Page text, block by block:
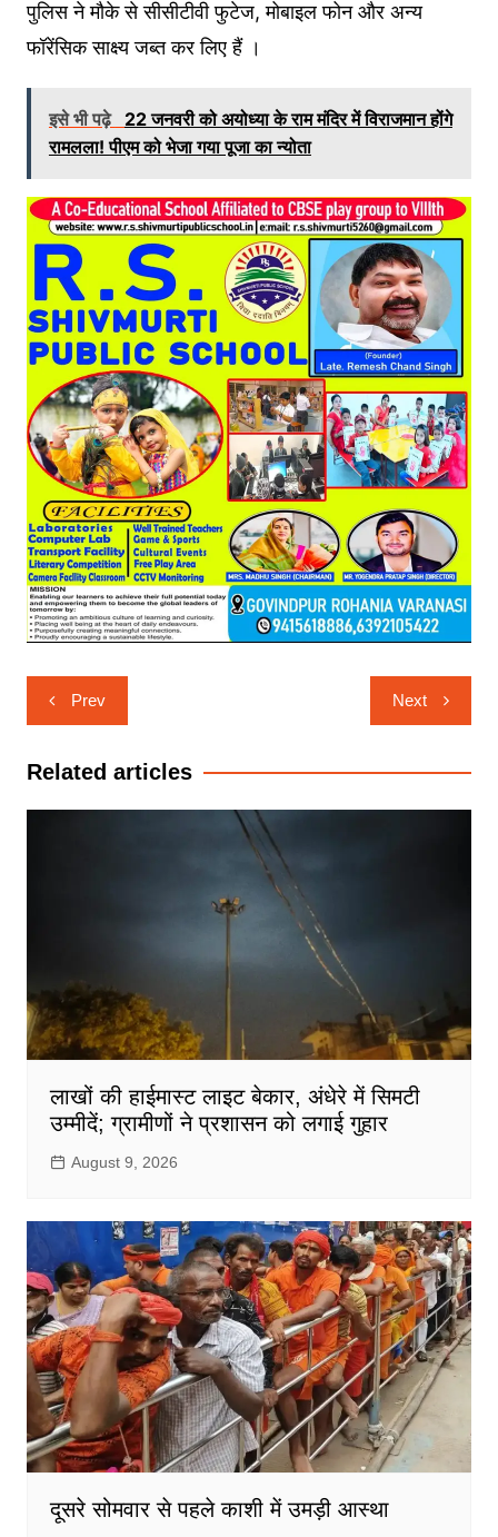
पुलिस ने मौके से सीसीटीवी फुटेज, मोबाइल फोन और अन्य
फॉरेंसिक साक्ष्य जब्त कर लिए हैं ।
इसे भी पढ़े 22 जनवरी को अयोध्या के राम मंदिर में विराजमान होंगे
रामलला! पीएम को भेजा गया पूजा का न्योता
Post
navigation
Prev Next
Related articles
लाखों की हाईमास्ट लाइट बेकार, अंधेरे में सिमटी
उम्मीदें; ग्रामीणों ने प्रशासन को लगाई गुहार
August 9, 2026
दूसरे सोमवार से पहले काशी में उमड़ी आस्था